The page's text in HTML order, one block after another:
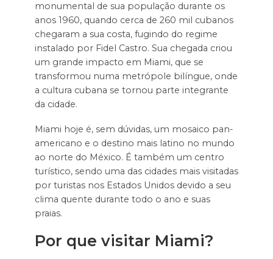
monumental de sua população durante os
anos 1960, quando cerca de 260 mil cubanos
chegaram a sua costa, fugindo do regime
instalado por Fidel Castro. Sua chegada criou
um grande impacto em Miami, que se
transformou numa metrópole bilíngue, onde
a cultura cubana se tornou parte integrante
da cidade.
Miami hoje é, sem dúvidas, um mosaico pan-
americano e o destino mais latino no mundo
ao norte do México. É também um centro
turístico, sendo uma das cidades mais visitadas
por turistas nos Estados Unidos devido a seu
clima quente durante todo o ano e suas
praias.
Por que visitar Miami?